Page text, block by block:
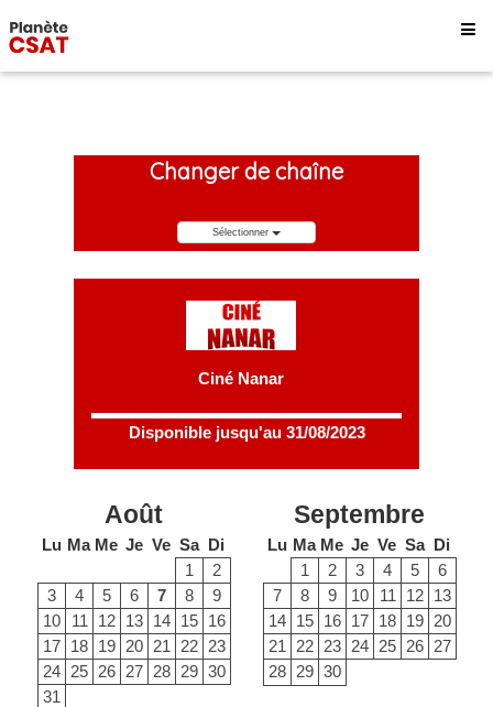
Changer de chaîne
Sélectionner
Ciné Nanar
Disponible jusqu'au 31/08/2023
Août
Lu Ma Me Je Ve Sa Di
1
2
3
4 5 6 7 8
9
10
11 12 13 14 15 16
17 18 19 20 21 22 23
24 25 26 27 28 29 30
31
Septembre
Lu Ma Me Je Ve Sa Di
1
2 3 4 5
6
7
8 9 10 11 12 13
14 15 16 17 18 19 20
21
22 23 24 25 26 27
28 29 30